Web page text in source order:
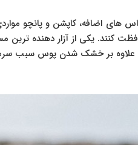
های اضافه، کاپشن و پانچو
کنند. یکی از آزار دهنده
علاوه بر خشک شدن پوس سبب